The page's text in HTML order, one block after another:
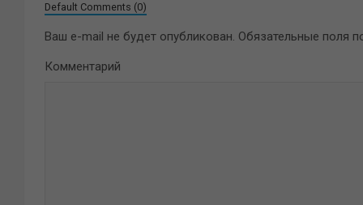
Default Comments (0)
Ваш e-mail не будет опубликован. Обязательные поля
Комментарий